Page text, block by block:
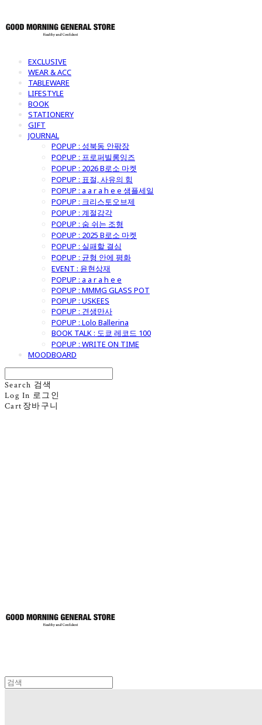
EXCLUSIVE
WEAR & ACC
TABLEWARE
LIFESTYLE
BOOK
STATIONERY
GIFT
JOURNAL
POPUP : 성북동 안팎장
POPUP : 프로퍼빌롱잉즈
POPUP : 2026 B로소 마켓
POPUP : 표절, 사유의 힘
POPUP : a a r a h e e 샘플세일
POPUP : 크리스토오브제
POPUP : 계절감각
POPUP : 숨 쉬는 조형
POPUP : 2025 B로소 마켓
POPUP : 실패할 결심
POPUP : 균형 안에 평화
EVENT : 윤현상재
POPUP : a a r a h e e
POPUP : MMMG GLASS POT
POPUP : USKEES
POPUP : 견생만사
POPUP : Lolo Ballerina
BOOK TALK : 도쿄 레코드 100
POPUP : WRITE ON TIME
MOODBOARD
Search 검색
Log In 로그인
Cart 장바구니